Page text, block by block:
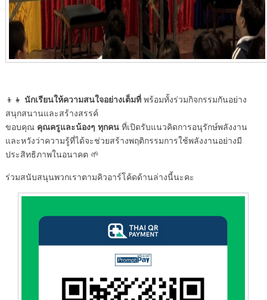
👦👧 นักเรียนให้ความสนใจอย่างเต็มที่พร้อมทั้งร่วมกิจกรรมกันอย่าง
สนุกสนานและสร้างสรรค์
ขอบคุณ คุณครูและน้องๆ ทุกคนที่เปิดรับแนวคิดการอนุรักษ์พลังงาน
และหวังว่าความรู้ที่ได้จะช่วยสร้างพฤติกรรมการใช้พลังงานอย่างมี
ประสิทธิภาพในอนาคต 🌱
ร่วมสนับสนุนพวกเราตามคิวอาร์โค้ดด้านล่างนี้นะคะ